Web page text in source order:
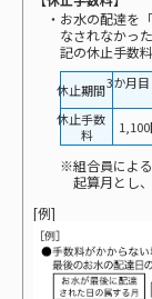
・お水の配達を
なされなかっ
記の休止手数
休止期間3か月
休止手数
料
1,100
※組合員によ
起算月とし
[例]